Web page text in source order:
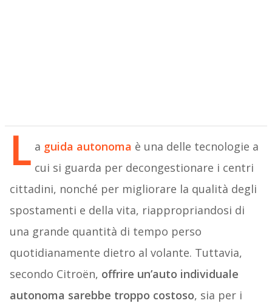
L a guida autonoma è una delle tecnologie a
cui si guarda per decongestionare i centri
cittadini, nonché per migliorare la qualità degli
spostamenti e della vita, riappropriandosi di
una grande quantità di tempo perso
quotidianamente dietro al volante. Tuttavia,
secondo Citroën, offrire un’auto individuale
autonoma sarebbe troppo costoso, sia per i